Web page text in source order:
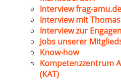
Interview frag-amu.de
Interview mit
Interview zur
Jobs unserer
Know-how
Kompetenzzentrum
(KAT)